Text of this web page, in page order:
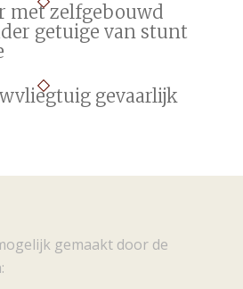
met zelfgebouwd
getuige van stunt
gevaarlijk
gemaakt door de